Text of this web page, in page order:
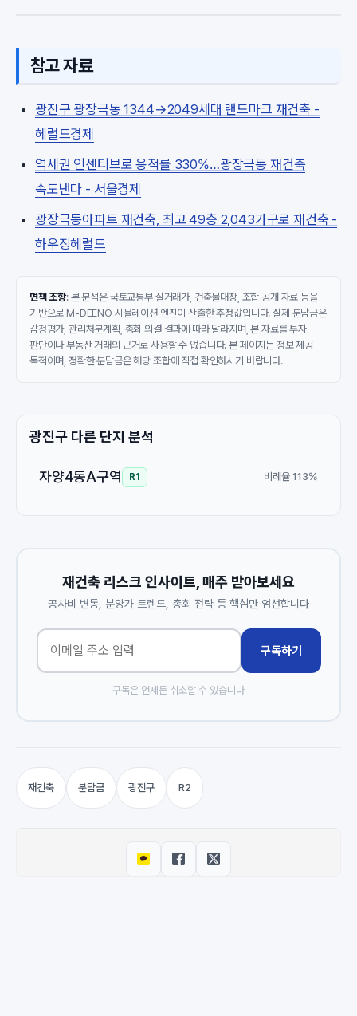
참고 자료
광진구 광장극동 1344→2049세대 랜드마크 재건축 -
헤럴드경제
역세권 인센티브로 용적률 330%…광장극동 재건축
속도낸다 - 서울경제
광장극동아파트 재건축, 최고 49층 2,043가구로 재건축 -
하우징헤럴드
면책 조항: 본 분석은 국토교통부 실거래가, 건축물대장, 조합 공개 자료 등을
기반으로 M-DEENO 시뮬레이션 엔진이 산출한 추정값입니다. 실제 분담금은
감정평가, 관리처분계획, 총회 의결 결과에 따라 달라지며, 본 자료를 투자
판단이나 부동산 거래의 근거로 사용할 수 없습니다. 본 페이지는 정보 제공
목적이며, 정확한 분담금은 해당 조합에 직접 확인하시기 바랍니다.
광진구 다른 단지 분석
자양4동A구역 R1 비례율 113%
재건축 리스크 인사이트, 매주 받아보세요
공사비 변동, 분양가 트렌드, 총회 전략 등 핵심만 엄선합니다
구독하기
구독은 언제든 취소할 수 있습니다
재건축 분담금 광진구 R2